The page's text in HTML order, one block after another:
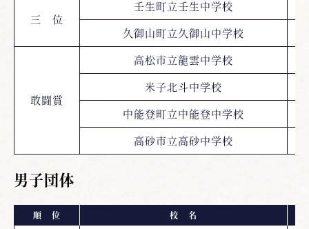
三 位
壬生町立壬生中学校
久御山町立久御山中学校
敢闘賞
高松市立龍雲中学校
米子北斗中学校
中能登町立中能登中学校
高砂市立高砂中学校
男子団体
順 位 校 名